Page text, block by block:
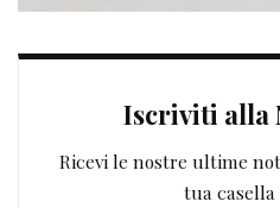
Iscriviti alla
Ricevi le nostre ultime
tua casella